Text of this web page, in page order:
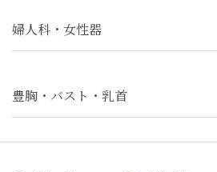
婦人科・女性器
豊胸・バスト・乳首